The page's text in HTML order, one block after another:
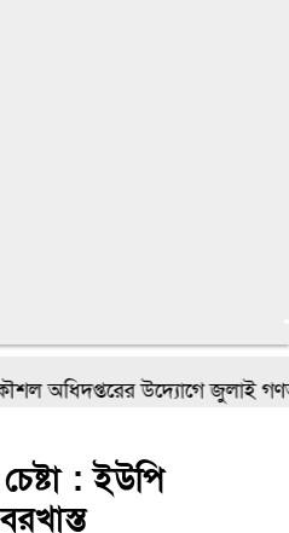
অধিদপ্তরের উদ্যোগে জুলাই
: ইউপি